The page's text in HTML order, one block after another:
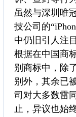
虽然与深圳唯
技公司的
中仍旧引人注目
根据在中国商
别商标中，除
别外，其余已
司对大多数雷
止，异议也始